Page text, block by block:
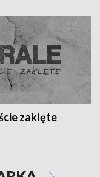
zaklęte